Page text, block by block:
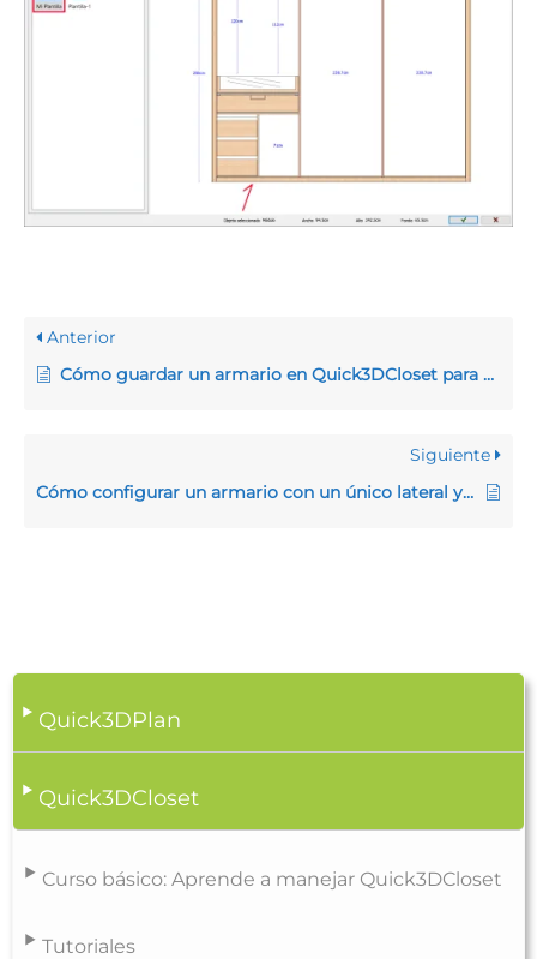
Quick3DPlan
Quick3DCloset
Curso básico: Aprende a manejar Quick3DCloset
Tutoriales
Anterior
Cómo guardar un armario en Quick3DCloset para poder recuperarlo posteriormente
Siguiente
Cómo configurar un armario con un único lateral y una sola balda modificándoles el fondo